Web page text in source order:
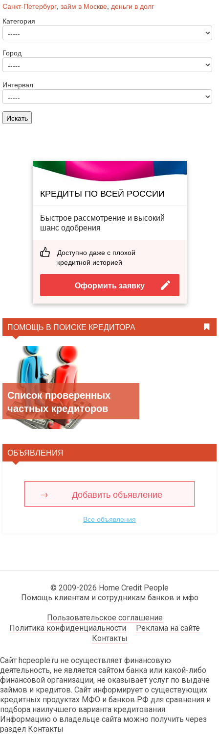
Санкт-Петербург, займ в Москве, деньги в долг
Категория
Город
Интервал
КРЕДИТЫ ПО ВСЕЙ РОССИИ
Быстрое рассмотрение и высокий
шанс одобрения
Доступно даже с плохой
кредитной историей
Оформить заявку
ПОМОЩЬ В ПОИСКЕ КРЕДИТОРА
Список проверенных
частных кредиторов
ОБЪЯВЛЕНИЯ
Добавить объявление
Все объявления
© 2009-2026 Home Credit People
Помощь клиентам и сотрудникам банков и мфо
Пользовательское соглашение
Политика конфиденциальности
Реклама на сайте
Контакты
Сайт hcpeople.ru не осуществляет финансовую
деятельность, не является сайтом банка или какой-либо
финансовой организации, не оказывает услуг по выдаче
займов и кредитов. Сайт информирует о существующих
кредитных продуктах МФО и банков РФ для сравнения и
подбора наилучшего варианта кредитования.
Информацию о владельце сайта можно получить через
раздел Контакты